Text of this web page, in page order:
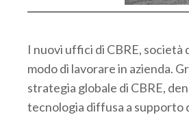
I nuovi uffici di CBRE,
modo di lavorare in azienda.
strategia globale di CBRE,
tecnologia diffusa a supporto